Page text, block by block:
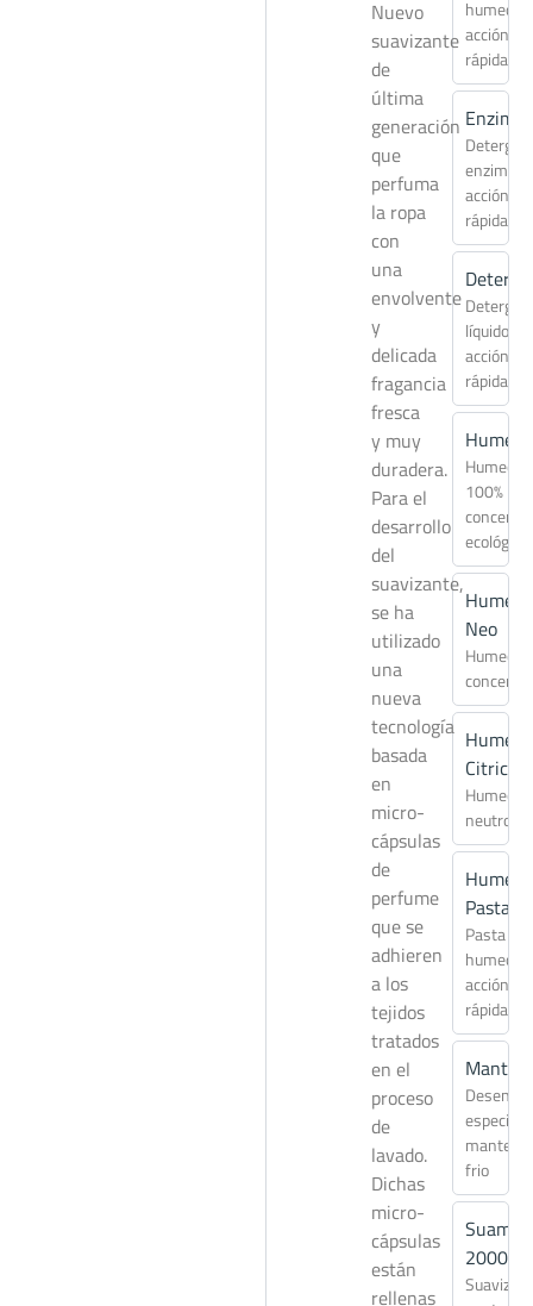
acción
rápida
acción
rápida
líquido
acción
rápida
100%
ecológico
Neo
Citric
neutro
Pasta
Pasta
acción
rápida
Mantex
especial
frio
Suamax
2000
Nuevo
suavizante
de
última
generación
que
perfuma
la ropa
con
una
envolvente
y
delicada
fragancia
fresca
y muy
duradera.
Para el
desarrollo
del
suavizante,
se ha
utilizado
una
nueva
tecnología
basada
en
micro-
cápsulas
de
perfume
que se
adhieren
a los
tejidos
tratados
en el
proceso
de
lavado.
Dichas
micro-
cápsulas
están
rellenas